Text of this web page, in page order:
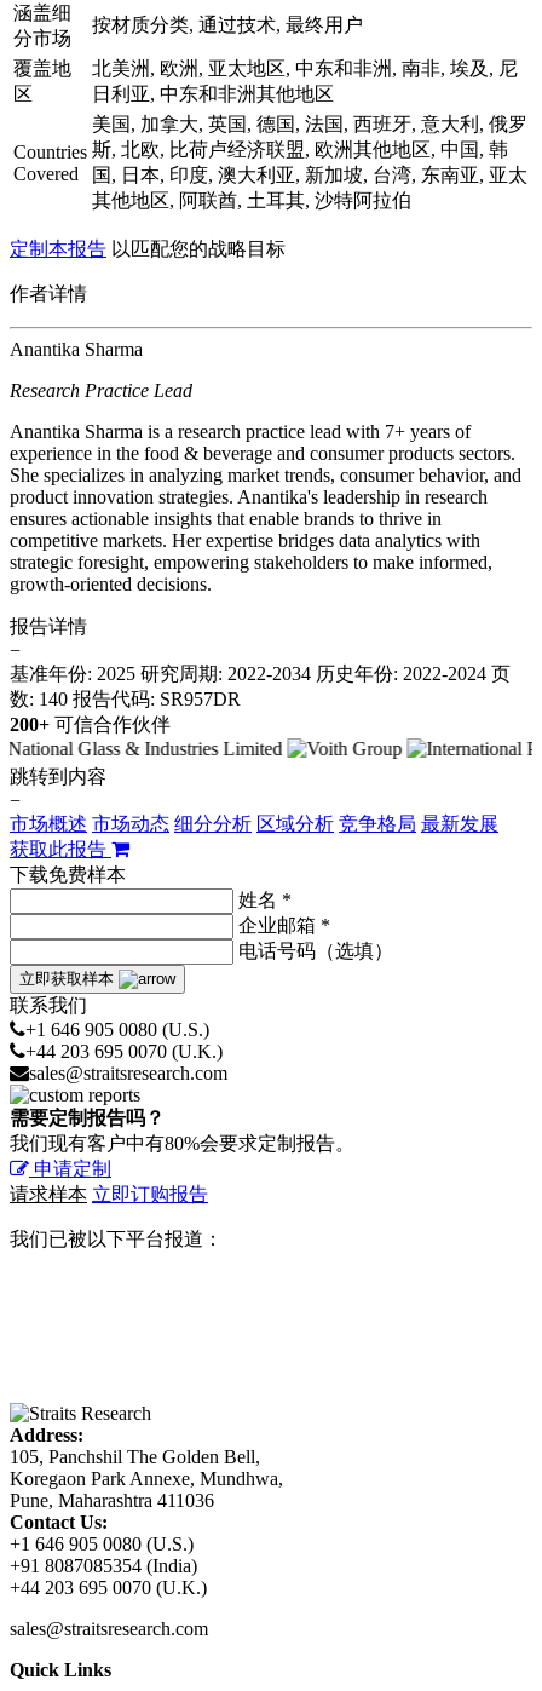
涵盖细
分市场
按材质分类, 通过技术, 最终用户
覆盖地
区
北美洲, 欧洲, 亚太地区, 中东和非洲, 南非, 埃及, 尼
日利亚, 中东和非洲其他地区
Countries
Covered
美国, 加拿大, 英国, 德国, 法国, 西班牙, 意大利, 俄罗
斯, 北欧, 比荷卢经济联盟, 欧洲其他地区, 中国, 韩
国, 日本, 印度, 澳大利亚, 新加坡, 台湾, 东南亚, 亚太
其他地区, 阿联酋, 土耳其, 沙特阿拉伯
定制本报告 以匹配您的战略目标
作者详情
Anantika Sharma
Research Practice Lead
Anantika Sharma is a research practice lead with 7+ years of
experience in the food & beverage and consumer products sectors.
She specializes in analyzing market trends, consumer behavior, and
product innovation strategies. Anantika's leadership in research
ensures actionable insights that enable brands to thrive in
competitive markets. Her expertise bridges data analytics with
strategic foresight, empowering stakeholders to make informed,
growth-oriented decisions.
报告详情
−
基准年份: 2025 研究周期: 2022-2034 历史年份: 2022-2024 页
数: 140 报告代码: SR957DR
200+ 可信合作伙伴
跳转到内容
−
市场概述 市场动态 细分分析 区域分析 竞争格局 最新发展
获取此报告
下载免费样本
姓名 *
企业邮箱 *
电话号码（选填）
立即获取样本
联系我们
+1 646 905 0080 (U.S.)
+44 203 695 0070 (U.K.)
sales@straitsresearch.com
需要定制报告吗？
我们现有客户中有80%会要求定制报告。
申请定制
请求样本 立即订购报告
我们已被以下平台报道：
Address:
105, Panchshil The Golden Bell,
Koregaon Park Annexe, Mundhwa,
Pune, Maharashtra 411036
Contact Us:
+1 646 905 0080 (U.S.)
+91 8087085354 (India)
+44 203 695 0070 (U.K.)
sales@straitsresearch.com
Quick Links